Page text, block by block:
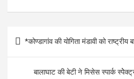
A
p
p
o
o
k
n
navigation
*कोण्डागांव की योगिता मंडावी को राष्ट्रीय
बालाघाट की बेटी ने मिसेस स्पार्क